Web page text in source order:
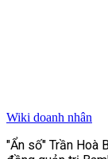
Wiki doanh nhân
"Ẩn số" Trần Hoà